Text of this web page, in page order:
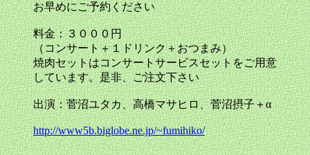
お早めにご予約ください
料金：３０００円
（コンサート＋１ドリンク＋おつまみ）
焼肉セットはコンサートサービスセットをご用意
しています。是非、ご注文下さい
出演：菅沼ユタカ、高橋マサヒロ、菅沼摂子＋α
http://www5b.biglobe.ne.jp/~fumihiko/